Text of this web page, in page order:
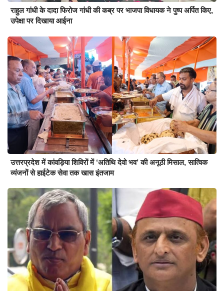
राहुल गांधी के दादा फिरोज गांधी की कब्र पर भाजपा विधायक ने पुष्प अर्पित किए,
उपेक्षा पर दिखाया आईना
उत्तरप्रदेश में कांवड़िया शिविरों में ‘अतिथि देवो भव’ की अनूठी मिसाल, सात्विक
व्यंजनों से हाईटेक सेवा तक खास इंतजाम